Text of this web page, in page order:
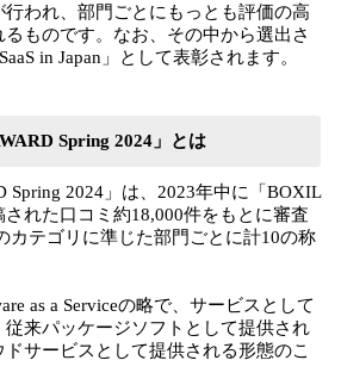
われ、部門ごとにもっとも評価の高
ものです。なお、その中から選出さ
in Japan」として表彰されます。
Spring 2024」とは
Spring 2024」は、2023年中に「BOXIL
された口コミ約18,000件をもとに審査
カテゴリに準じた部門ごとに計10の称
as a Serviceの略で、サービスとして
来パッケージソフトとして提供され
サービスとして提供される形態のこ